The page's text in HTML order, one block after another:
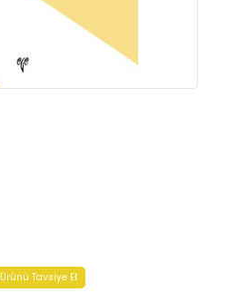
Ürünü Tavsiye Et